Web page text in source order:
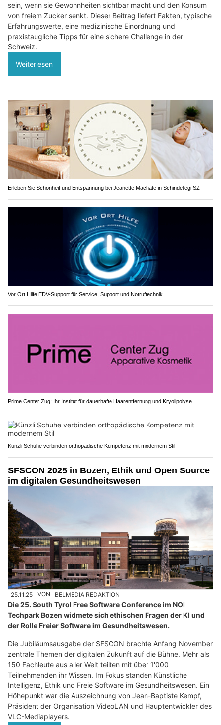
sein, wenn sie Gewohnheiten sichtbar macht und den Konsum
von freiem Zucker senkt. Dieser Beitrag liefert Fakten, typische
Erfahrungswerte, eine medizinische Einordnung und
praxistaugliche Tipps für eine sichere Challenge in der
Schweiz.
Weiterlesen
Erleben Sie Schönheit und Entspannung bei Jeanette Machate in Schindellegi SZ
Vor Ort Hilfe EDV-Support für Service, Support und Notruftechnik
Prime Center Zug: Ihr Institut für dauerhafte Haarentfernung und Kryolipolyse
Künzli Schuhe verbinden orthopädische Kompetenz mit modernem Stil
SFSCON 2025 in Bozen, Ethik und Open Source
im digitalen Gesundheitswesen
25.11.25 VON BELMEDIA REDAKTION
Die 25. South Tyrol Free Software Conference im NOI
Techpark Bozen widmete sich ethischen Fragen der KI und
der Rolle Freier Software im Gesundheitswesen.
Die Jubiläumsausgabe der SFSCON brachte Anfang November
zentrale Themen der digitalen Zukunft auf die Bühne. Mehr als
150 Fachleute aus aller Welt teilten mit über 1'000
Teilnehmenden ihr Wissen. Im Fokus standen Künstliche
Intelligenz, Ethik und Freie Software im Gesundheitswesen. Ein
Höhepunkt war die Auszeichnung von Jean-Baptiste Kempf,
Präsident der Organisation VideoLAN und Hauptentwickler des
VLC-Mediaplayers.